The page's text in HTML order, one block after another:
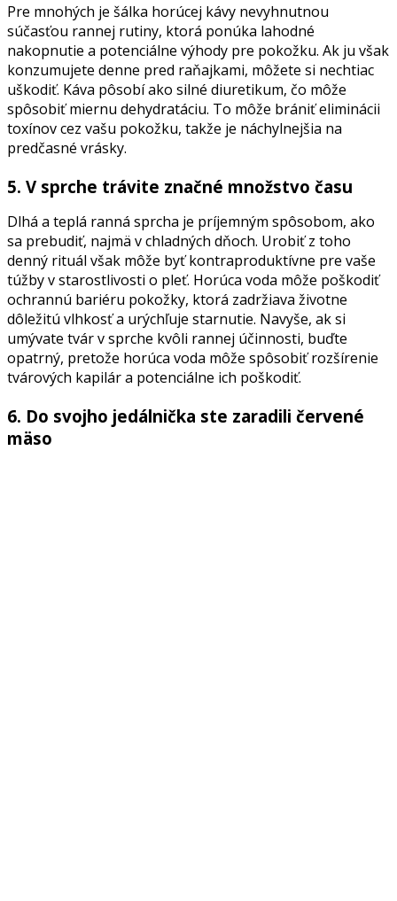
Pre mnohých je šálka horúcej kávy nevyhnutnou
súčasťou rannej rutiny, ktorá ponúka lahodné
nakopnutie a potenciálne výhody pre pokožku. Ak ju však
konzumujete denne pred raňajkami, môžete si nechtiac
uškodiť. Káva pôsobí ako silné diuretikum, čo môže
spôsobiť miernu dehydratáciu. To môže brániť eliminácii
toxínov cez vašu pokožku, takže je náchylnejšia na
predčasné vrásky.
5. V sprche trávite značné množstvo času
Dlhá a teplá ranná sprcha je príjemným spôsobom, ako
sa prebudiť, najmä v chladných dňoch. Urobiť z toho
denný rituál však môže byť kontraproduktívne pre vaše
túžby v starostlivosti o pleť. Horúca voda môže poškodiť
ochrannú bariéru pokožky, ktorá zadržiava životne
dôležitú vlhkosť a urýchľuje starnutie. Navyše, ak si
umývate tvár v sprche kvôli rannej účinnosti, buďte
opatrný, pretože horúca voda môže spôsobiť rozšírenie
tvárových kapilár a potenciálne ich poškodiť.
6. Do svojho jedálnička ste zaradili červené
mäso